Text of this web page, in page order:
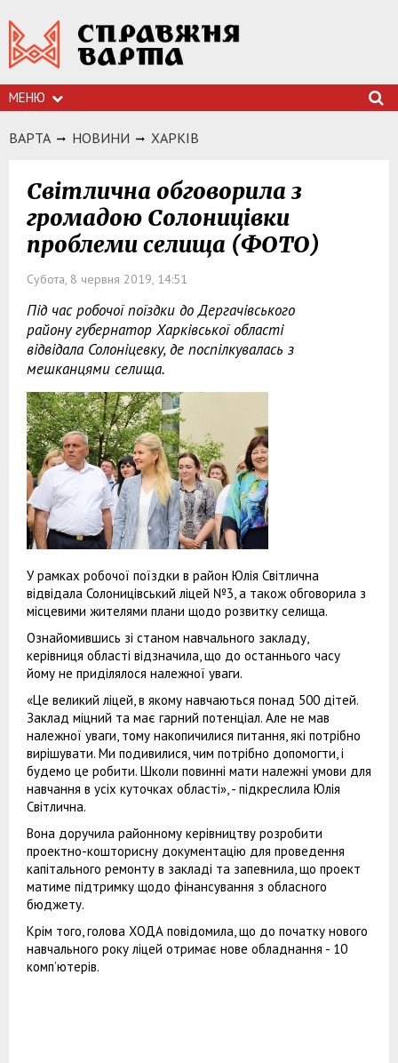
МЕНЮ
ВАРТА НОВИНИ ХАРКIВ
Світлична обговорила з
громадою Солоницівки
проблеми селища (ФОТО)
Субота, 8 червня 2019, 14:51
Під час робочої поїздки до Дергачівського
району губернатор Харківської області
відвідала Солоніцевку, де поспілкувалась з
мешканцями селища.
У рамках робочої поїздки в район Юлія Світлична
відвідала Солоницівський ліцей №3, а також обговорила з
місцевими жителями плани щодо розвитку селища.
Ознайомившись зі станом навчального закладу,
керівниця області відзначила, що до останнього часу
йому не приділялося належної уваги.
«Це великий ліцей, в якому навчаються понад 500 дітей.
Заклад міцний та має гарний потенціал. Але не мав
належної уваги, тому накопичилися питання, які потрібно
вирішувати. Ми подивилися, чим потрібно допомогти, і
будемо це робити. Школи повинні мати належні умови для
навчання в усіх куточках області», - підкреслила Юлія
Світлична.
Вона доручила районному керівництву розробити
проектно-кошторисну документацію для проведення
капітального ремонту в закладі та запевнила, що проект
матиме підтримку щодо фінансування з обласного
бюджету.
Крім того, голова ХОДА повідомила, що до початку нового
навчального року ліцей отримає нове обладнання - 10
комп’ютерів.